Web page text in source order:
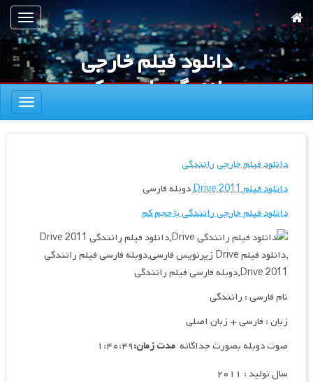
به
محتوای
اصلی
ناوبری
دانلود فیلم خارجی
رانندگی با حجم کم
|فیلم Drive 2011
ناوبری
دانلود فیلم خارجی رانندگی
دانلود فیلم Drive 2011
دوبله فارسی
دانلود فیلم خارجی رانندگی با حجم کم
نام فارسی : رانندگی
زبان : فارسی + زبان اصلی
صوت دوبله بصورت جداگانه مدت زمان:۱:۴۰:۴۹
سال تولید : ۲۰۱۱